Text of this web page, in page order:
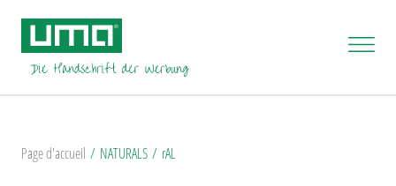
Page d'accueil NATURALS rAL